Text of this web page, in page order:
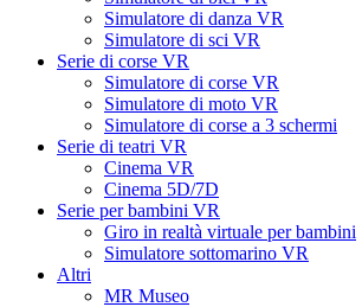
Simulatore di danza VR
Simulatore di sci VR
Serie di corse VR
Simulatore di corse VR
Simulatore di moto VR
Simulatore di corse a 3 schermi
Serie di teatri VR
Cinema VR
Cinema 5D/7D
Serie per bambini VR
Giro in realtà virtuale per bambini
Simulatore sottomarino VR
Altri
MR Museo